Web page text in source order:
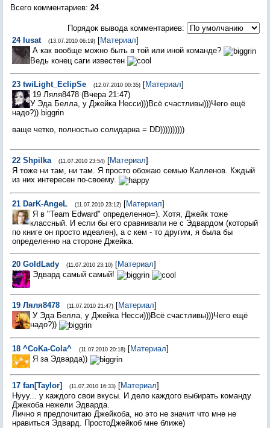
Всего комментариев: 24
Порядок вывода комментариев:
24 Iusat (13.07.2010 06:19) [Материал]
А как вообще можно быть в той или иной команде?
Ведь конец саги известен
23 twiLight_EclipSe (12.07.2010 00:35) [Материал]
19 Ляля8478 (Вчера 21:47)
У Эда Белла, у Джейка Несси)))Всё счастливы)))Чего ещё
надо?)) biggrin
ваще четко, полностью солидарна = DD))))))))))
22 Shpilka (11.07.2010 23:54) [Материал]
Я тоже ни там, ни там. Я просто обожаю семью Калленов. Кждый
из них интересен по-своему.
21 DarK-AngeL (11.07.2010 23:12) [Материал]
Я в "Team Edward" определенно=). Хотя, Джейк тоже
классный. И если бы его сравнивали не с Эдвардом (который
по книге он просто идеален), а с кем - то другим, я была бы
определенно на стороне Джейка.
20 GoldLady (11.07.2010 23:10) [Материал]
Эдвард самый самый!
19 Ляля8478 (11.07.2010 21:47) [Материал]
У Эда Белла, у Джейка Несси)))Всё счастливы)))Чего ещё
надо?))
18 ^CoKa-Cola^ (11.07.2010 20:18) [Материал]
Я за Эдварда))
17 fan[Taylor] (11.07.2010 16:33) [Материал]
Нууу... у каждого свои вкусы. И дело каждого выбирать команду
Джекоба нежели Эдварда.
Лично я предпочитаю Джейкоба, но это не значит что мне не
нравиться Эдвард. ПростоДжейкоб мне ближе)